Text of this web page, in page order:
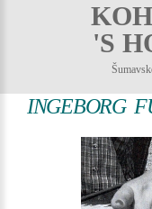
'S
INGEBORG